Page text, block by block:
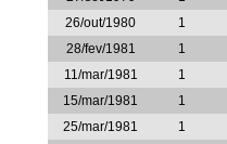
26/out/1980
1
28/fev/1981
1
11/mar/1981
1
15/mar/1981
1
25/mar/1981
1